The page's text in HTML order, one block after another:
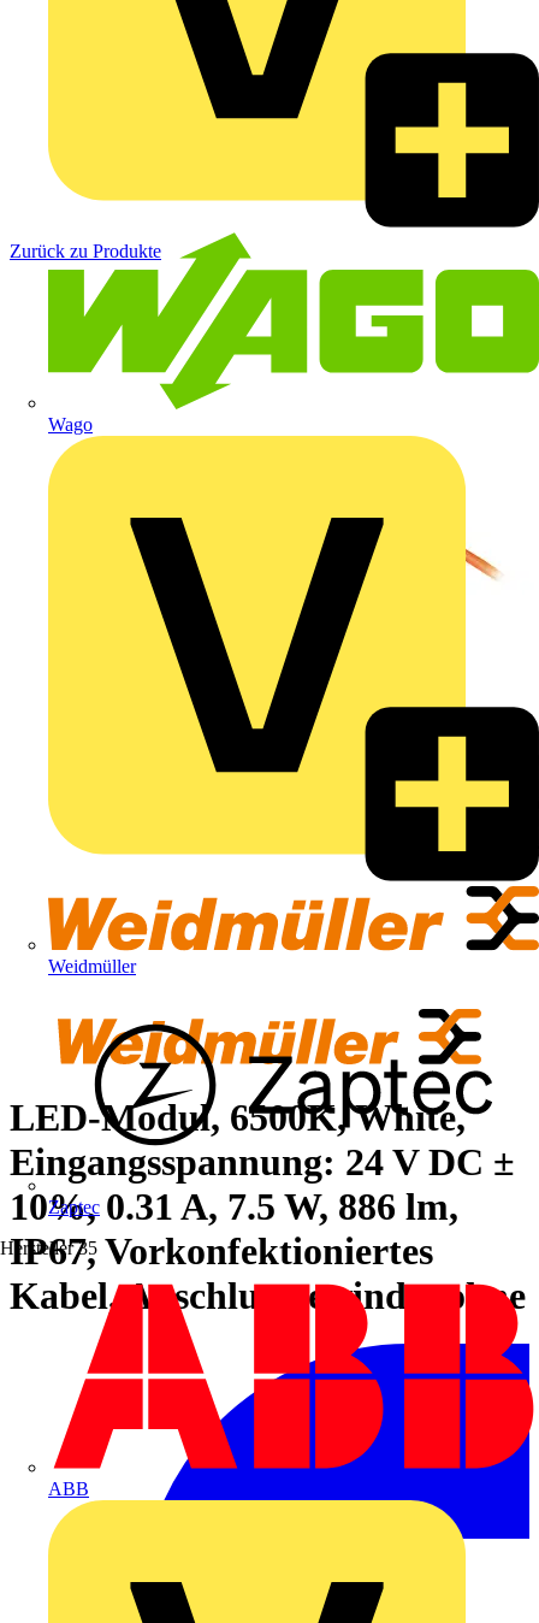
Wago
Weidmüller
Zaptec
Hersteller 35
ABB
Zurück zu Produkte
LED-Modul, 6500K, White,
Eingangsspannung: 24 V DC ±
10%, 0.31 A, 7.5 W, 886 lm,
IP67, Vorkonfektioniertes
Kabel, Anschlussgewinde: ohne